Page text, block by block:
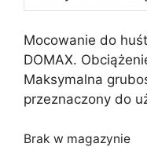
Mocowanie do
DOMAX.
Maksymalna
przeznaczony do
Brak w magazynie